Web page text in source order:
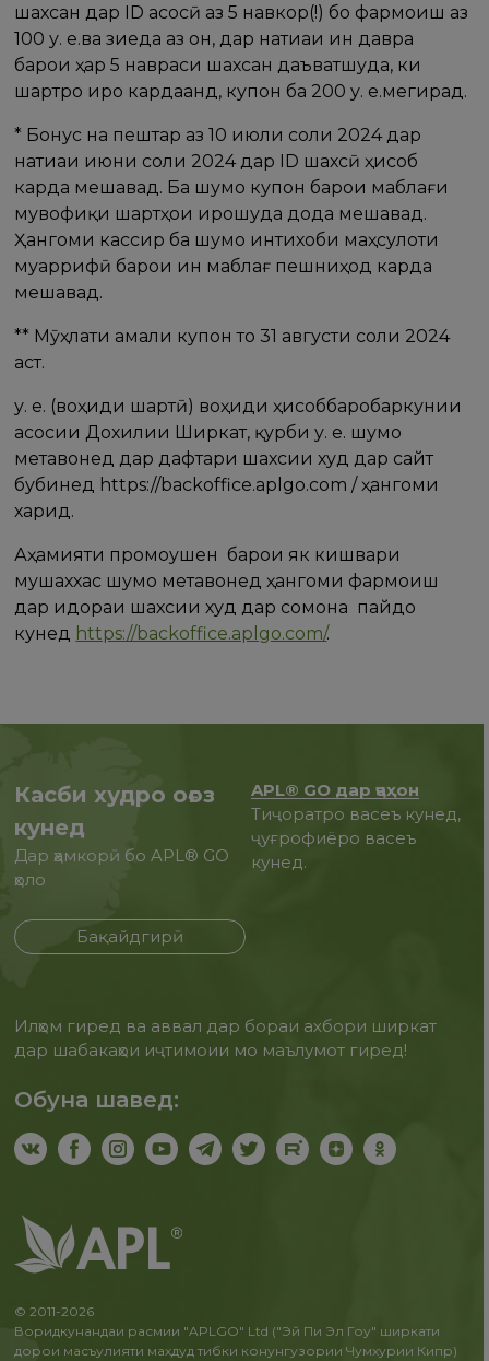
шахсан дар ID асосӣ аз 5 навкор(!) бо фармоиш аз
100 у. е.ва зиеда аз он, дар натиҷаи ин давра
барои ҳар 5 навраси шахсан даъватшуда, ки
шартро иҷро кардаанд, купон ба 200 у. е.мегирад.
* Бонус на пештар аз 10 июли соли 2024 дар
натиҷаи июни соли 2024 дар ID шахсӣ ҳисоб
карда мешавад. Ба шумо купон барои маблағи
мувофиқи шартҳои иҷрошуда дода мешавад.
Ҳангоми кассир ба шумо интихоби маҳсулоти
муаррифӣ барои ин маблағ пешниҳод карда
мешавад.
** Мӯҳлати амали купон то 31 августи соли 2024
аст.
у. е. (воҳиди шартӣ) воҳиди ҳисоббаробаркунии
асосии Дохилии Ширкат, қурби у. е. шумо
метавонед дар дафтари шахсии худ дар сайт
бубинед https://backoffice.aplgo.com / ҳангоми
харид.
Аҳамияти промоушен барои як кишвари
мушаххас шумо метавонед ҳангоми фармоиш
дар идораи шахсии худ дар сомона пайдо
кунед https://backoffice.aplgo.com/.
Касби худро оғоз
кунед
Дар ҳамкорӣ бо APL® GO
ҳоло
Бақайдгирӣ
APL® GO дар ҷаҳон
Тиҷоратро васеъ кунед,
ҷуғрофиёро васеъ
кунед.
Илҳом гиред ва аввал дар бораи ахбори ширкат
дар шабакаҳои иҷтимоии мо маълумот гиред!
Обуна шавед:
© 2011-2026
Воридкунандаи расмии "APLGO" Ltd ("Эй Пи Эл Гоу" ширкати
дорои масъулияти махдуд тибки конунгузории Чумхурии Кипр)